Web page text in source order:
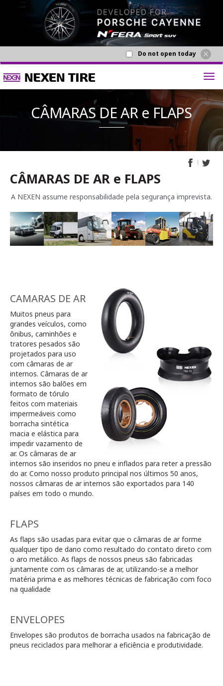
Do not open today
CÂMARAS DE
CÂMARAS DE AR e FLAPS
A NEXEN assume responsabilidade pela segurança imprevista.
CAMARAS DE AR
Muitos pneus para
grandes veículos, como
ônibus, caminhões e
tratores pesados são
projetados para uso
com câmaras de ar
internos. Câmaras de ar
internos são balões em
formato de tórulo
feitos com materiais
impermeáveis como
borracha sintética
macia e elástica para
impedir vazamento de
ar. Os câmaras de ar
internos são inseridos no pneu e inflados para reter a pressão
do ar. Como nosso produto principal nos últimos 50 anos,
nossos câmaras de ar internos são exportados para 140
países em todo o mundo.
FLAPS
As flaps são usadas para evitar que o câmaras de ar forme
qualquer tipo de dano como resultado do contato direto com
o aro metálico. As flaps de nossos pneus são fabricadas
juntamente com os câmaras de ar, utilizando-se a melhor
matéria prima e as melhores técnicas de fabricação com foco
na qualidade
ENVELOPES
Envelopes são produtos de borracha usados na fabricação de
pneus reciclados para melhorar a eficiência e produtividade.